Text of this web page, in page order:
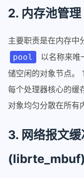
2. 内存池管
主要职责是在内存中
pool 以名称来唯
储空闲的对象节点。
每个处理器核心的缓
对象均匀分散在所有
3. 网络报文
(librte_mbuf)